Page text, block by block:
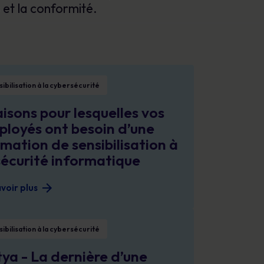
conformité et protéger votre réputation.
Affiches
et la conformité.
à la cybersécurité
pour lesquelles vos
ont besoin d’une
de sensibilisation à
informatique
plus
à la cybersécurité
- La dernière d’une